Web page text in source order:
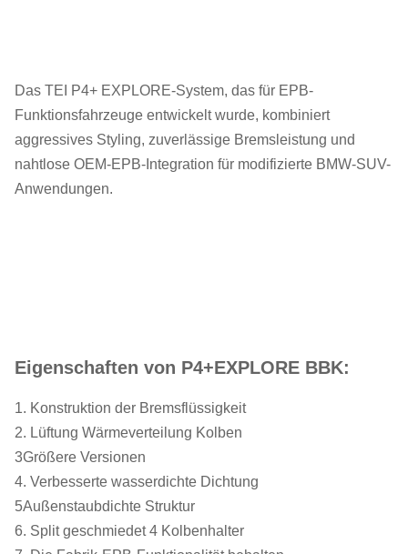
Das TEI P4+ EXPLORE-System, das für EPB-
Funktionsfahrzeuge entwickelt wurde, kombiniert
aggressives Styling, zuverlässige Bremsleistung und
nahtlose OEM-EPB-Integration für modifizierte BMW-SUV-
Anwendungen.
Eigenschaften von P4+EXPLORE BBK:
1. Konstruktion der Bremsflüssigkeit
2. Lüftung Wärmeverteilung Kolben
3Größere Versionen
4. Verbesserte wasserdichte Dichtung
5Außenstaubdichte Struktur
6. Split geschmiedet 4 Kolbenhalter